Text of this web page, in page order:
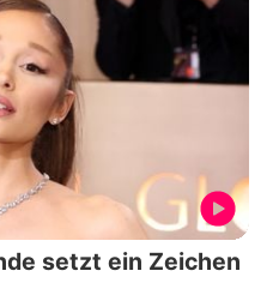
setzt ein Zeichen